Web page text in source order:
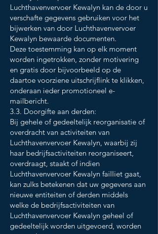
Luchthavenvervoer Kewalyn kan de door u
verschafte gegevens gebruiken voor het
bijwerken van door Luchthavenvervoer
Kewalyn bewaarde documenten.
Deze toestemming kan op elk moment
worden ingetrokken, zonder motivering
en gratis door bijvoorbeeld op de
daartoe voorziene uitschrijflink te klikken,
onderaan ieder promotioneel e-
mailbericht.
3.3. Doorgifte aan derden:
Bij gehele of gedeeltelijk reorganisatie of
overdracht van activiteiten van
Luchthavenvervoer Kewalyn, waarbij zij
haar bedrijfsactiviteiten reorganiseert,
overdraagt, staakt of indien
Luchthavenvervoer Kewalyn failliet gaat,
kan zulks betekenen dat uw gegevens aan
nieuwe entiteiten of derden middels
welke de bedrijfsactiviteiten van
Luchthavenvervoer Kewalyn geheel of
gedeeltelijk worden uitgevoerd, worden